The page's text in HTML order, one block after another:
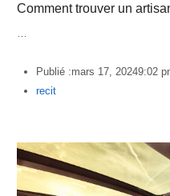
Comment trouver un
Publié :mars 17, 20249:02
Author
recit